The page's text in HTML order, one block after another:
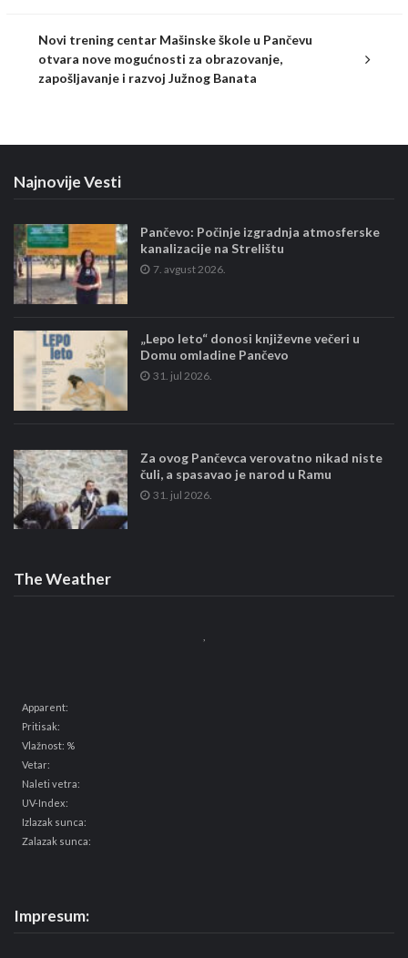
Novi trening centar Mašinske škole u Pančevu
otvara nove mogućnosti za obrazovanje,
zapošljavanje i razvoj Južnog Banata
Najnovije Vesti
Pančevo: Počinje izgradnja atmosferske
kanalizacije na Strelištu
7. avgust 2026.
„Lepo leto“ donosi književne večeri u
Domu omladine Pančevo
31. jul 2026.
Za ovog Pančevca verovatno nikad niste
čuli, a spasavao je narod u Ramu
31. jul 2026.
The Weather
Apparent:
Pritisak:
Vlažnost: %
Vetar:
Naleti vetra:
UV-Index:
Izlazak sunca:
Zalazak sunca:
Impresum: